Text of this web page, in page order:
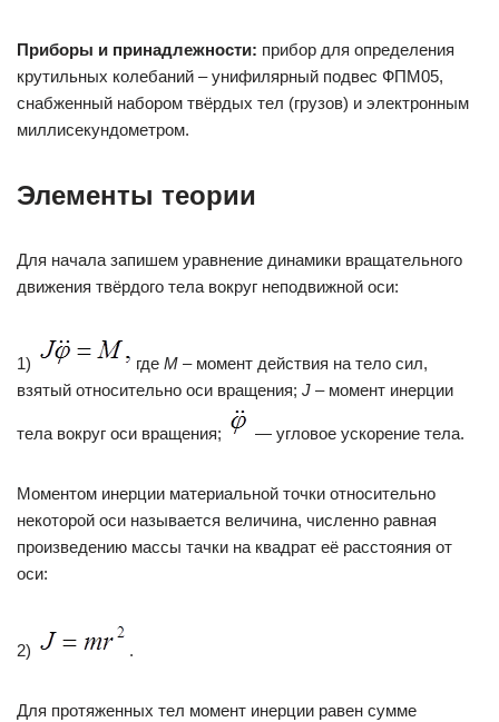
Приборы и принадлежности: прибор для определения
крутильных колебаний – унифилярный подвес ФПМ05,
снабженный набором твёрдых тел (грузов) и электронным
миллисекундометром.
Элементы теории
Для начала запишем уравнение динамики вращательного
движения твёрдого тела вокруг неподвижной оси:
1) где M – момент действия на тело сил,
взятый относительно оси вращения; J – момент инерции
тела вокруг оси вращения; — угловое ускорение тела.
Моментом инерции материальной точки относительно
некоторой оси называется величина, численно равная
произведению массы тачки на квадрат её расстояния от
оси:
2) .
Для протяженных тел момент инерции равен сумме